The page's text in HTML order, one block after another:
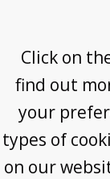
Click on
find out
your
types of
on our